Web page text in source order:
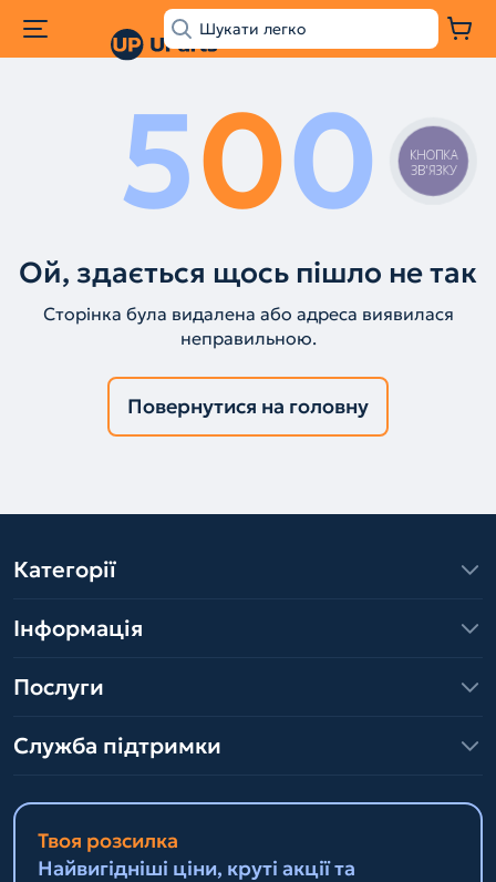
500
Ой, здається щось пішло не так
Сторінка була видалена або адреса виявилася
неправильною.
Повернутися на головну
Категорії
Інформація
Послуги
Служба підтримки
Твоя розсилка
Найвигідніші ціни, круті акції та
КНОПКА
ЗВ'ЯЗКУ